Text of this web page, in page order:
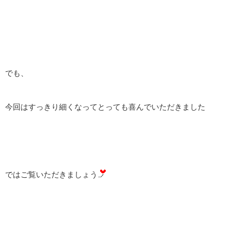
でも、
今回はすっきり細くなってとっても喜んでいただきました
ではご覧いただきましょう